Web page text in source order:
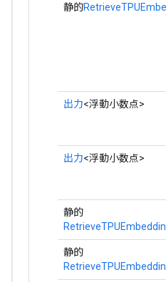
静的
出力<浮動小数点>
出力<浮動小数点>
静的
静的